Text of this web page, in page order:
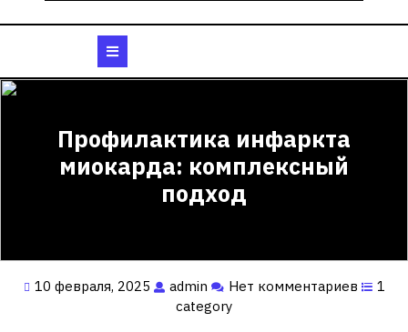
Профилактика инфаркта
миокарда: комплексный
подход
10 февраля, 2025 admin Нет комментариев
1
category